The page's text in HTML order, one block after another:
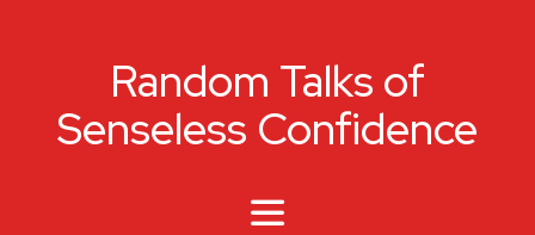
Random Talks of
Senseless Confidence